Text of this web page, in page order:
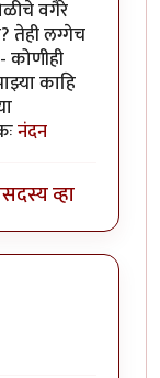
वगैरे
तेही लग्गेच
काहि
नंदन
सदस्य व्हा